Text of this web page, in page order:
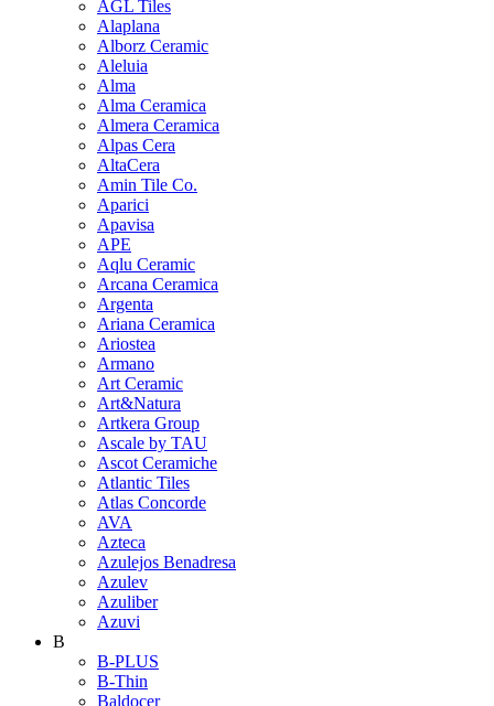
AGL Tiles
Alaplana
Alborz Ceramic
Aleluia
Alma
Alma Ceramica
Almera Ceramica
Alpas Cera
AltaCera
Amin Tile Co.
Aparici
Apavisa
APE
Aqlu Ceramic
Arcana Ceramica
Argenta
Ariana Ceramica
Ariostea
Armano
Art Ceramic
Art&Natura
Artkera Group
Ascale by TAU
Ascot Ceramiche
Atlantic Tiles
Atlas Concorde
AVA
Azteca
Azulejos Benadresa
Azulev
Azuliber
Azuvi
B
B-PLUS
B-Thin
Baldocer